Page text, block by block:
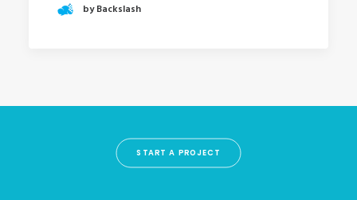
by Backslash
START A PROJECT